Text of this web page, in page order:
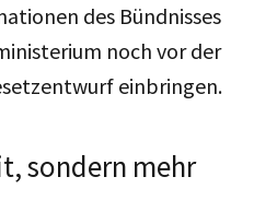
des Bündnisses
noch vor der
einbringen.
sondern mehr